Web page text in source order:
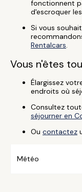
fonctionnent
d'escroquer
Si vous
Rentalcars.
Vous n'êtes
Élargissez
endroits où
Consultez
séjourner en
Ou contactez
Météo